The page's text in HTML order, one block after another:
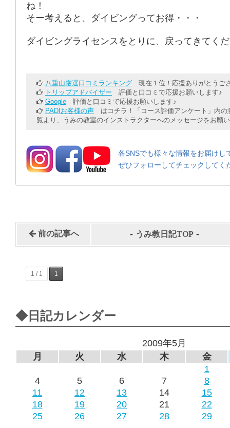
ね！
そー考えると、ダイビングってお得・・・
ダイビングライセンスをとりに、戻ってきてく
八重山厳選口コミランキング 現在１位！応援ありがとうご
トリップアドバイザー 評価と口コミで応援お願いします♪
Google 評価と口コミで応援お願いします♪
PADIお客様の声 はコチラ！「コース評価アンケート」内の
覧より、うみの教室のインストラクターへのメッセージをお願
各SNSでも様々な情報をお届けし
ぜひフォローしてチェックしてく
前の記事へ - うみ教日記TOP -
1 / 1 1
◆日記カレンダー
2009年5月
月
火 水 木
金
1
4
5 6 7
8
11
12 13 14
15
18
19 20 21
22
25
26 27 28 29